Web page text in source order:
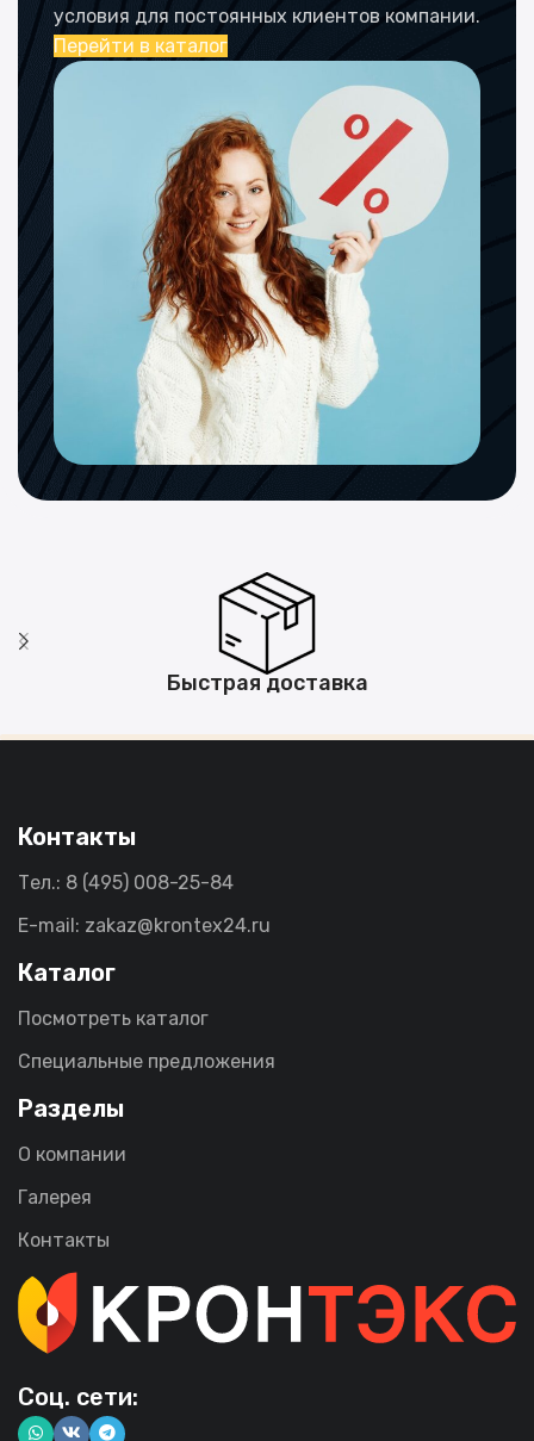
условия для постоянных клиентов компании.
Перейти в каталог
Быстрая доставка
Контакты
Тел.: 8 (495) 008-25-84
E-mail: zakaz@krontex24.ru
Каталог
Посмотреть каталог
Специальные предложения
Разделы
О компании
Галерея
Контакты
Соц. сети: